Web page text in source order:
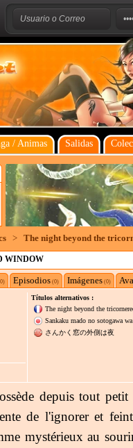
/ Animas Salidas
> The night beyond the
WINDOW
Episodios (0) Imágenes (0)
Títulos alternativos :
The night beyond the
Sankaku mado no sotogawa
さんかく窓の外側は夜
depuis tout
de l'ignorer et feint
mystérieux au